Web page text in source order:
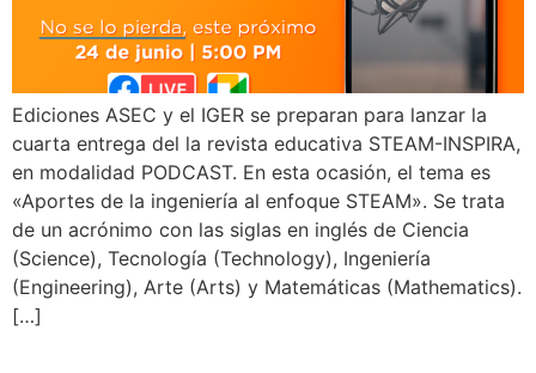
Ediciones ASEC y el IGER se preparan para lanzar la
cuarta entrega del la revista educativa STEAM-INSPIRA,
en modalidad PODCAST. En esta ocasión, el tema es
«Aportes de la ingeniería al enfoque STEAM». Se trata
de un acrónimo con las siglas en inglés de Ciencia
(Science), Tecnología (Technology), Ingeniería
(Engineering), Arte (Arts) y Matemáticas (Mathematics).
[…]